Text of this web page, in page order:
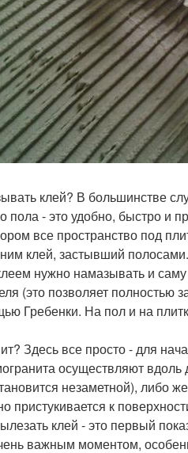
клей? В большинстве
- это удобно, быстро и
все пространство под
клей, застывший
нужно намазывать и
(это позволяет полностью
Гребенки. На пол и на
Здесь все просто - для
осуществляют
незаметной), либо
пристукивается к
клей - это первый
важным моментом,